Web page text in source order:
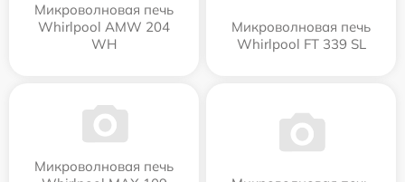
Микроволновая печь
Whirlpool AMW 204
WH
Микроволновая печь
Whirlpool FT 339 SL
Микроволновая печь